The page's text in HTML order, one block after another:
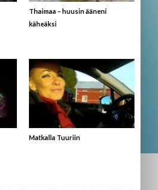
Thaimaa – huusin ääneni
käheäksi
Matkalla Tuuriin